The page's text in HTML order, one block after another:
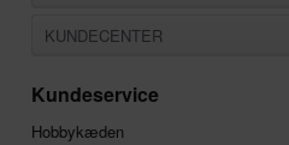
KUNDECENTER
Kundeservice
Hobbykæden